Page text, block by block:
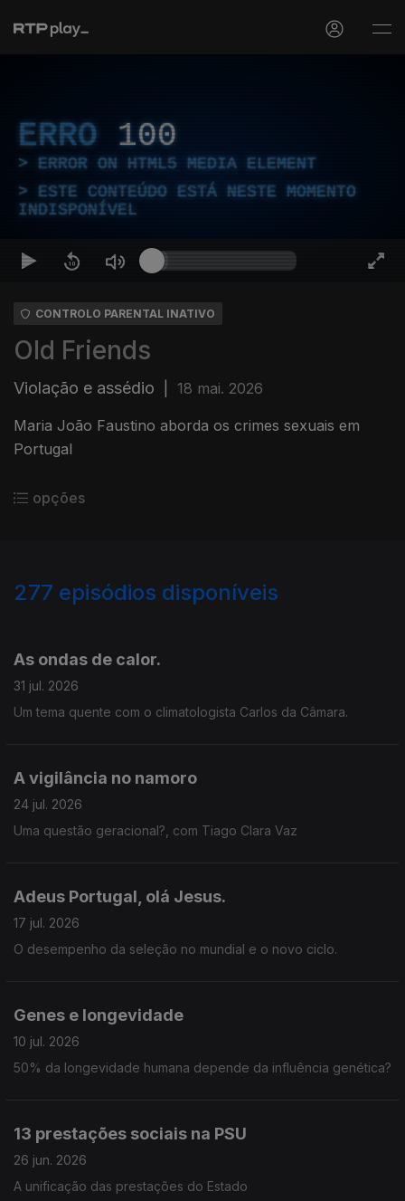
ERRO 100
ERROR ON HTML5 MEDIA ELEMENT
ESTE CONTEÚDO ESTÁ NESTE MOMENTO
INDISPONÍVEL
CONTROLO PARENTAL INATIVO
Old Friends
Violação e assédio 18 mai. 2026
Maria João Faustino aborda os crimes sexuais em
Portugal
opções
277 episódios disponíveis
As ondas de calor.
31 jul. 2026
Um tema quente com o climatologista Carlos da Câmara.
A vigilância no namoro
24 jul. 2026
Uma questão geracional?, com Tiago Clara Vaz
Adeus Portugal, olá Jesus.
17 jul. 2026
O desempenho da seleção no mundial e o novo ciclo.
Genes e longevidade
10 jul. 2026
50% da longevidade humana depende da influência genética?
13 prestações sociais na PSU
26 jun. 2026
A unificação das prestações do Estado